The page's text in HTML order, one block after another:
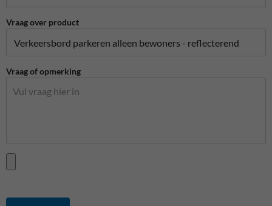
Vraag over product
Vraag of opmerking